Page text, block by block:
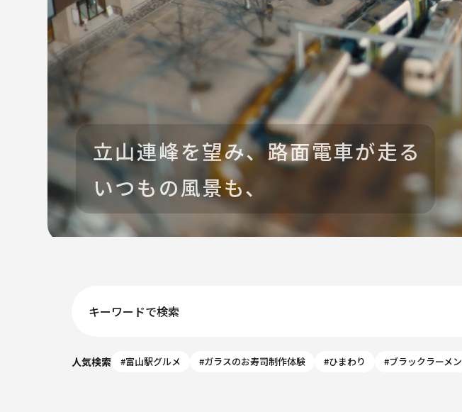
立山連峰を望み、路面電車が走る
いつもの風景も、
キーワードで検索
人気検索 #富山駅グルメ #ガラスのお寿司制作体験 #ひまわり #ブラックラーメン